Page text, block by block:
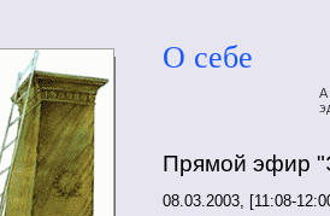
О себе
А
Прямой эфир
08.03.2003, [11:08-